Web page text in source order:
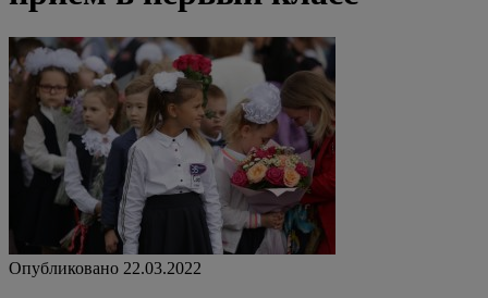
Опубликовано 22.03.2022